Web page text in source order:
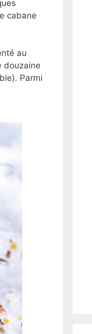
cabane
au
douzaine
Parmi